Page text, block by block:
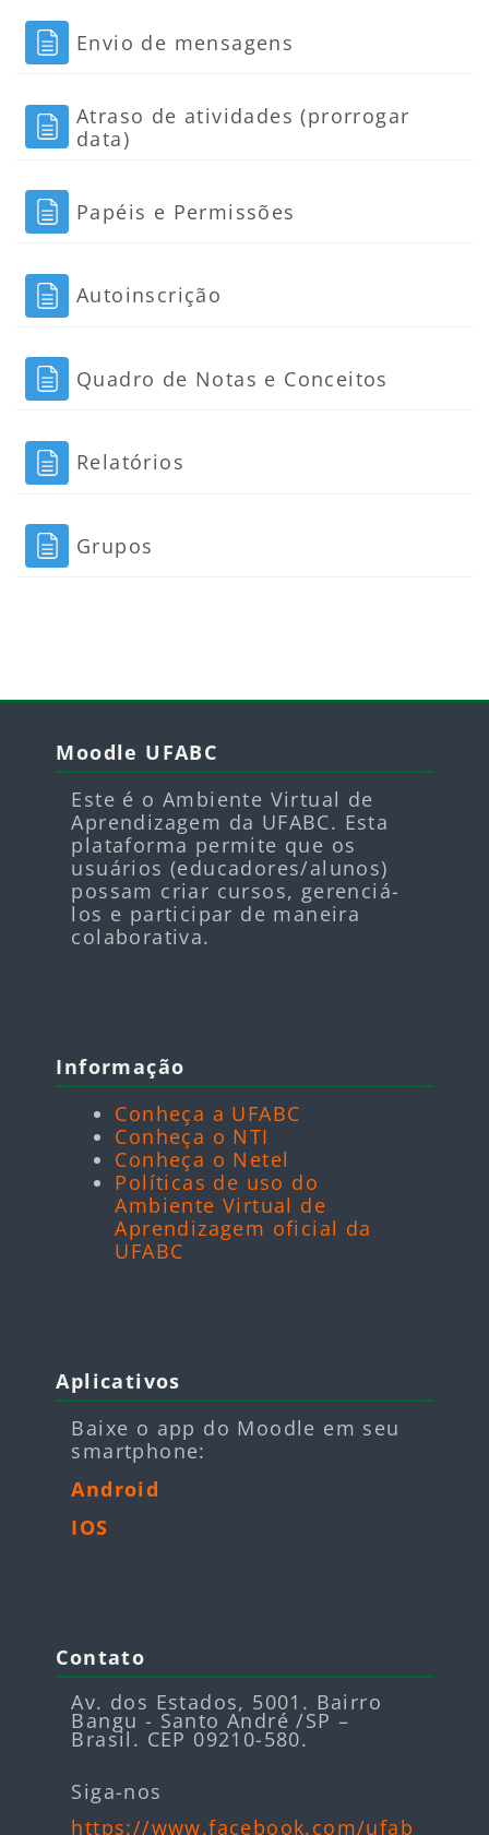
Envio de mensagens
Atraso de atividades (prorrogar
data)
Papéis e Permissões
Autoinscrição
Quadro de Notas e Conceitos
Relatórios
Grupos
Moodle UFABC
Este é o Ambiente Virtual de
Aprendizagem da UFABC. Esta
plataforma permite que os
usuários (educadores/alunos)
possam criar cursos, gerenciá-
los e participar de maneira
colaborativa.
Informação
Conheça a UFABC
Conheça o NTI
Conheça o Netel
Políticas de uso do
Ambiente Virtual de
Aprendizagem oficial da
UFABC
Aplicativos
Baixe o app do Moodle em seu
smartphone:
Android
IOS
Contato
Av. dos Estados, 5001. Bairro
Bangu - Santo André /SP –
Brasil. CEP 09210-580.
Siga-nos
https://www.facebook.com/ufab